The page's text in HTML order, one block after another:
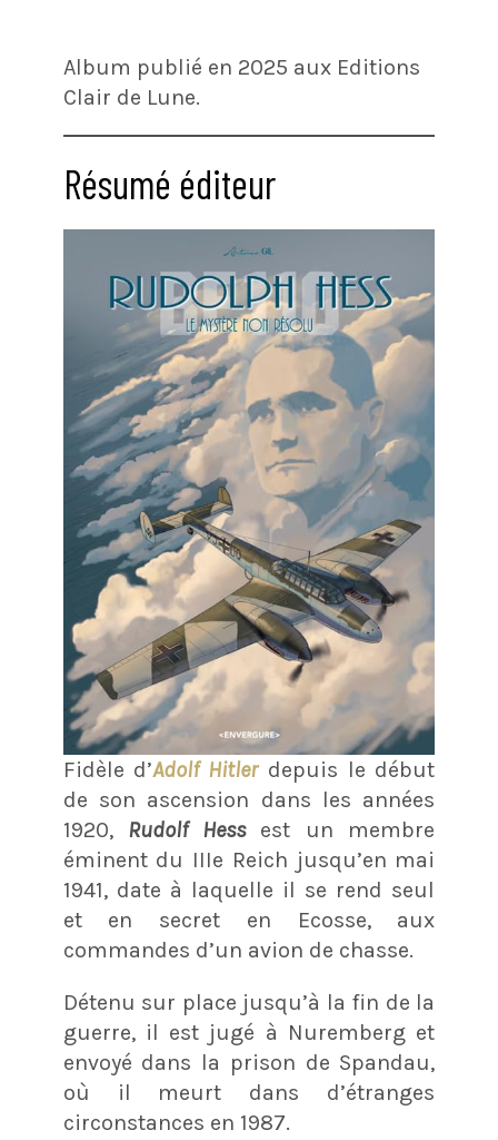
Album publié en 2025 aux Editions
Clair de Lune.
Résumé éditeur
Fidèle d’Adolf Hitlerdepuis le début
de son ascension dans les années
1920, Rudolf Hess est un membre
éminent du IIIe Reich jusqu’en mai
1941, date à laquelle il se rend seul
et en secret en Ecosse, aux
commandes d’un avion de chasse.
Détenu sur place jusqu’à la fin de la
guerre, il est jugé à Nuremberg et
envoyé dans la prison de Spandau,
où il meurt dans d’étranges
circonstances en 1987.